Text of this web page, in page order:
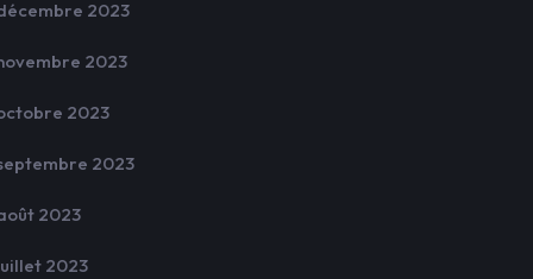
2023
2023
2023
2023
2023
2023